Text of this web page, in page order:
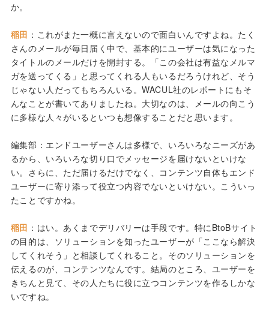
か。
稲田 ：これがまた一概に言えないので面白いんですよね。たく
さんのメールが毎日届く中で、基本的にユーザーは気になった
タイトルのメールだけを開封する。「この会社は有益なメルマ
ガを送ってくる」と思ってくれる人もいるだろうけれど、そう
じゃない人だってもちろんいる。WACUL社のレポートにもそ
んなことが書いてありましたね。大切なのは、メールの向こう
に多様な人々がいるといつも想像することだと思います。
編集部：エンドユーザーさんは多様で、いろいろなニーズがあ
るから、いろいろな切り口でメッセージを届けないといけな
い。さらに、ただ届けるだけでなく、コンテンツ自体もエンド
ユーザーに寄り添って役立つ内容でないといけない。こういっ
たことですかね。
稲田 ：はい。あくまでデリバリーは手段です。特にBtoBサイト
の目的は、ソリューションを知ったユーザーが「ここなら解決
してくれそう」と相談してくれること。そのソリューションを
伝えるのが、コンテンツなんです。結局のところ、ユーザーを
きちんと見て、その人たちに役に立つコンテンツを作るしかな
いですね。